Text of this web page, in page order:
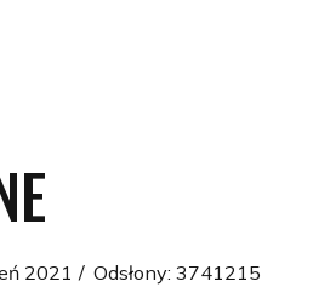
2021 Odsłony: 3741215